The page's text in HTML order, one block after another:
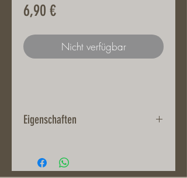
6,90 €Preis
Nicht verfügbar
Eigenschaften
Höhe: 10 cm
Spülmaschinenfest und